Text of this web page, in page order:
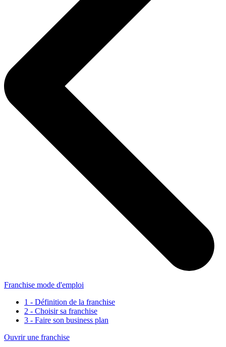
Franchise mode d'emploi
1 - Définition de la franchise
2 - Choisir sa franchise
3 - Faire son business plan
Ouvrir une franchise